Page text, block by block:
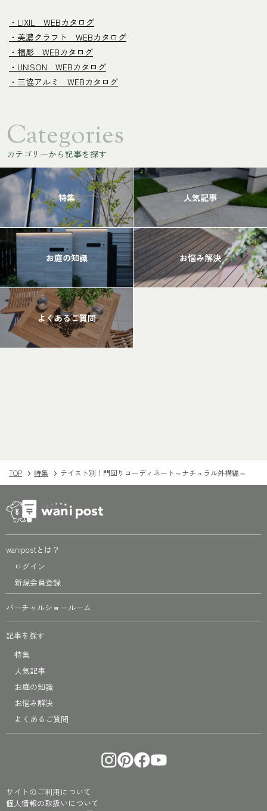
・LIXIL WEBカタログ
・美濃クラフト WEBカタログ
・福彫 WEBカタログ
・UNISON WEBカタログ
・三協アルミ WEBカタログ
Categories
カテゴリーから記事を探す
特集 人気記事
お庭の知識 お悩み解決
よくあるご質問
TOP 特集 テイスト別！門回りコーディネート～ナチュラル外構編～
wanipostとは？
ログイン
新規会員登録
バーチャルショールーム
記事を探す
特集
人気記事
お庭の知識
お悩み解決
よくあるご質問
サイトのご利用について
個人情報の取扱いについて